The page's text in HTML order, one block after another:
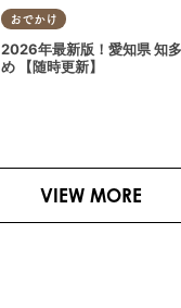
おでかけ
2026年最新版！愛知県 知
め 【随時更新】
VIEW MORE